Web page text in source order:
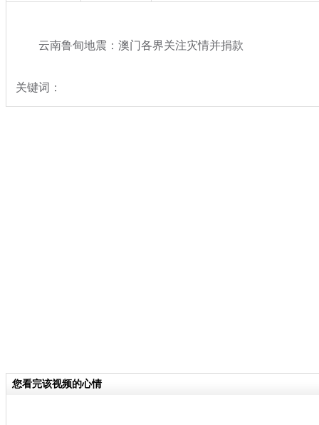
云南鲁甸地震：澳门各界关注灾情并捐款
关键词：
您看完该视频的心情